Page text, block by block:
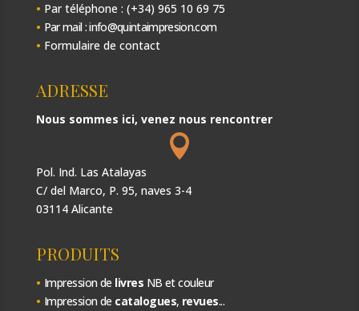
• Par téléphone : (+34) 965 10 69 75
• Par mail : info@quintaimpresion.com
• Formulaire de contact
ADRESSE
Nous sommes ici, venez nous rencontrer

Pol. Ind. Las Atalayas
C/ del Marco, P. 95, naves 3-4
03114 Alicante
PRODUITS
• Impression de livres NB et couleur
• Impression de catalogues, revues...